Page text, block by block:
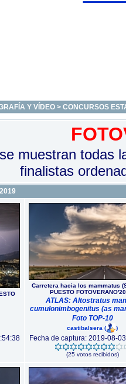
Y VÍDEO > CONCURSOS
muestran todas
finalistas
Carretera hacia los mammatus
PUESTO
ATLAS: Altostratus
cumulonimbogenitus (as
Foto TOP-10
castibalsera ( )
Fecha de captura: 2019-08-
(25 votos recibidos)